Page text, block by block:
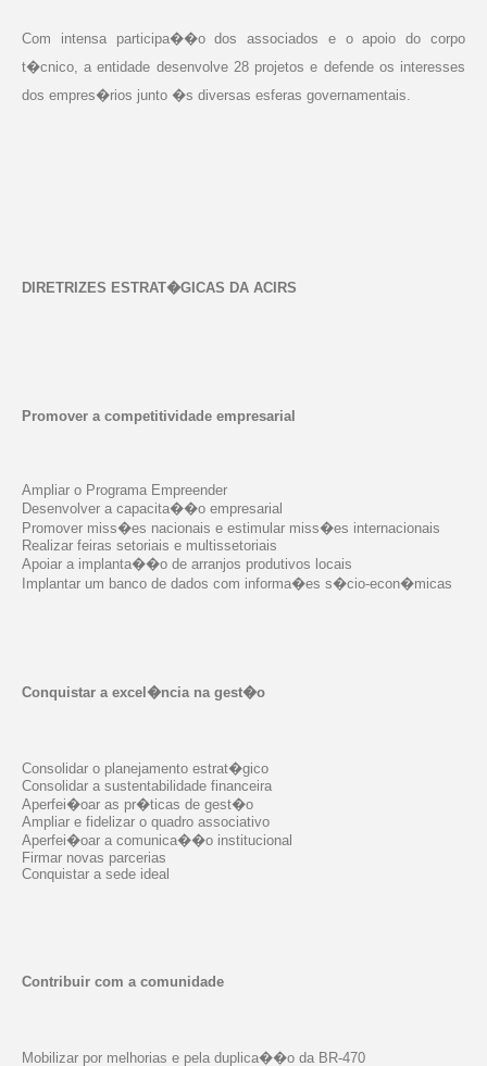
Com intensa participa��o dos associados e o apoio do corpo
t�cnico, a entidade desenvolve 28 projetos e defende os interesses
dos empres�rios junto �s diversas esferas governamentais.
DIRETRIZES ESTRAT�GICAS DA ACIRS
Promover a competitividade empresarial
Ampliar o Programa Empreender
Desenvolver a capacita��o empresarial
Promover miss�es nacionais e estimular miss�es internacionais
Realizar feiras setoriais e multissetoriais
Apoiar a implanta��o de arranjos produtivos locais
Implantar um banco de dados com informa�es s�cio-econ�micas
Conquistar a excel�ncia na gest�o
Consolidar o planejamento estrat�gico
Consolidar a sustentabilidade financeira
Aperfei�oar as pr�ticas de gest�o
Ampliar e fidelizar o quadro associativo
Aperfei�oar a comunica��o institucional
Firmar novas parcerias
Conquistar a sede ideal
Contribuir com a comunidade
Mobilizar por melhorias e pela duplica��o da BR-470